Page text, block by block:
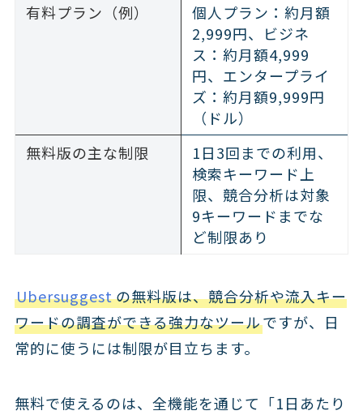
有料プラン（例）
個人プラン：約月額
2,999円、ビジネ
ス：約月額4,999
円、エンタープライ
ズ：約月額9,999円
（ドル）
無料版の主な制限
1日3回までの利用、
検索キーワード上
限、競合分析は対象
9キーワードまでな
ど制限あり
Ubersuggestの無料版は、競合分析や流入キー
ワードの調査ができる強力なツールですが、日
常的に使うには制限が目立ちます。
無料で使えるのは、全機能を通じて「1日あたり